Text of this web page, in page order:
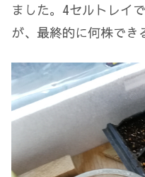
ました。4セルトレイ
が、最終的に何株でき